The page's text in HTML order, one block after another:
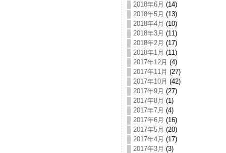
2018年6月 (14)
2018年5月 (13)
2018年4月 (10)
2018年3月 (11)
2018年2月 (17)
2018年1月 (11)
2017年12月 (4)
2017年11月 (27)
2017年10月 (42)
2017年9月 (27)
2017年8月 (1)
2017年7月 (4)
2017年6月 (16)
2017年5月 (20)
2017年4月 (17)
2017年3月 (3)